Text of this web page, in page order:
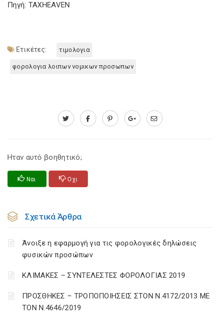
Πηγή: TAXHEAVEN
Ετικέτες: τιμολογια
φορολογια λοιπων νομικων προσωπων
Ηταν αυτό βοηθητικό;
Ναι Οχι
Σχετικά Άρθρα
Άνοιξε η εφαρμογή για τις φορολογικές δηλώσεις
φυσικών προσώπων
ΚΛΙΜΑΚΕΣ – ΣΥΝΤΕΛΕΣΤΕΣ ΦΟΡΟΛΟΓΙΑΣ 2019
ΠΡΟΣΘΗΚΕΣ – ΤΡΟΠΟΠΟΙΗΣΕΙΣ ΣΤΟΝ Ν.4172/2013 ΜΕ
ΤΟΝ Ν.4646/2019